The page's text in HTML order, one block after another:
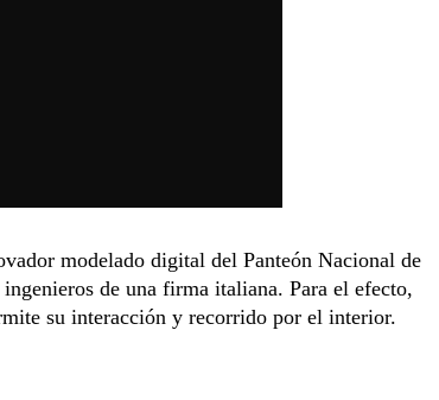
modelado digital del Panteón Nacional de
de una firma italiana. Para el efecto,
su interacción y recorrido por el interior.